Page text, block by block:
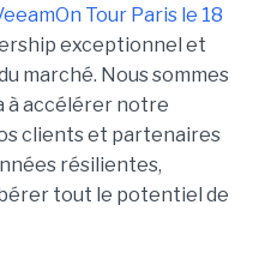
Tour Paris le 18
exceptionnel et
marché. Nous sommes
à accélérer notre
clients et partenaires
résilientes,
tout le potentiel de